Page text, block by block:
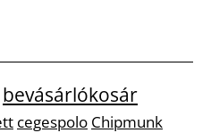
bevásárlókosár
cegespolo Chipmunk